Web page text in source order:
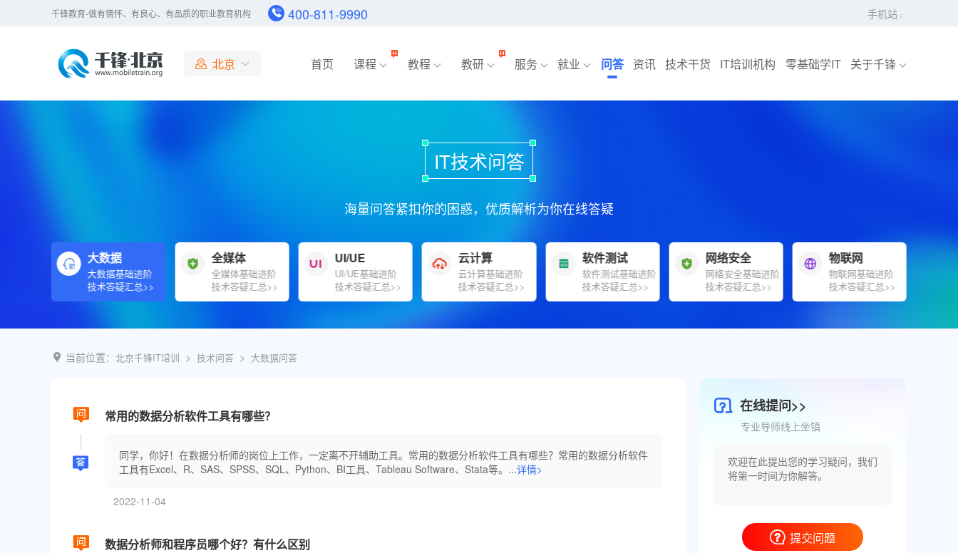
千锋教育-做有情怀、有良心、有品质的职业教育机构 400-811-9990 手机站
北京
北京
合肥
南京
济南
上海
郑州
重庆
沈阳
首页 课程 教程 教研 服务 就业 问答 资讯 技术干货 IT培训机构 零基础学IT 关于千锋
IT技术问答
海量问答紧扣你的困惑，优质解析为你在线答疑
大数据
大数据基础进阶
技术答疑汇总>>
全媒体
全媒体基础进阶
技术答疑汇总>>
UI/UE
UI/UE基础进阶
技术答疑汇总>>
云计算
云计算基础进阶
技术答疑汇总>>
软件测试
软件测试基础进阶
技术答疑汇总>>
网络安全
网络安全基础进阶
技术答疑汇总>>
物联网
物联网基础进阶
技术答疑汇总>>
当前位置： 北京千锋IT培训 > 技术问答 > 大数据问答
常用的数据分析软件工具有哪些？
同学，你好！在数据分析师的岗位上工作，一定离不开辅助工具。常用的数据分析软件工具有哪些？常用的数据分析软件
工具有Excel、R、SAS、SPSS、SQL、Python、BI工具、Tableau Software、Stata等。...详情>
2022-11-04
数据分析师和程序员哪个好？有什么区别
在线提问>>
专业导师线上坐镇
提交问题